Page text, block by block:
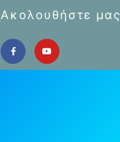
Ακολουθήστε μας